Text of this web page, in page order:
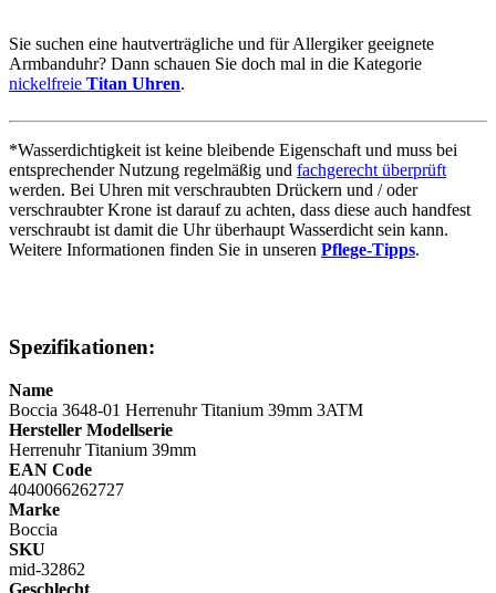
Sie suchen eine hautverträgliche und für Allergiker geeignete
Armbanduhr? Dann schauen Sie doch mal in die Kategorie
nickelfreie Titan Uhren.
*Wasserdichtigkeit ist keine bleibende Eigenschaft und muss bei
entsprechender Nutzung regelmäßig und fachgerecht überprüft
werden. Bei Uhren mit verschraubten Drückern und / oder
verschraubter Krone ist darauf zu achten, dass diese auch handfest
verschraubt ist damit die Uhr überhaupt Wasserdicht sein kann.
Weitere Informationen finden Sie in unseren Pflege-Tipps.
Spezifikationen:
Name
Boccia 3648-01 Herrenuhr Titanium 39mm 3ATM
Hersteller Modellserie
Herrenuhr Titanium 39mm
EAN Code
4040066262727
Marke
Boccia
SKU
mid-32862